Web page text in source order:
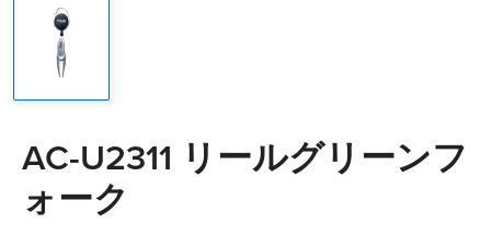
AC-U2311 リールグリーンフ
ォーク